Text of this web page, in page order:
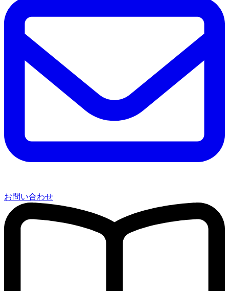
Q3. 専門業者に依頼する際の費用はどれくらいで
お問い合わせ